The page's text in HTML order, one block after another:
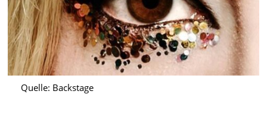
Quelle: Backstage